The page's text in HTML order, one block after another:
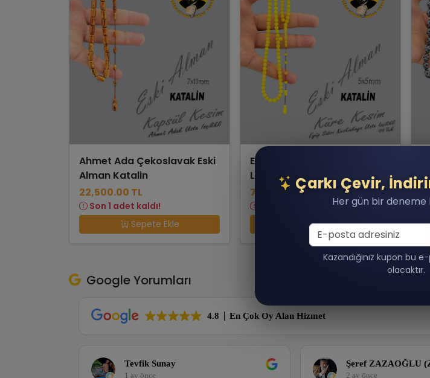
Ahmet Ada Çekoslavak Eski
Alman Katalin
22,500.00 TL
Son 1 adet kaldı!
Sepete Ekle
Eyüp Sabri Keskinkaya 99
Luk Eski Alman Katalin
7,500.00 TL
Sepete Ekle
Google Yorumları
4.8 En Çok Oy Alan Hizmet
Tevfik Sunay
1 ay önce
Şeref ZAZAOĞLU
2 ay önce
Çarkı Çevir,
Her gün bir deneme
Kazandığınız kupon bu
olacaktır.